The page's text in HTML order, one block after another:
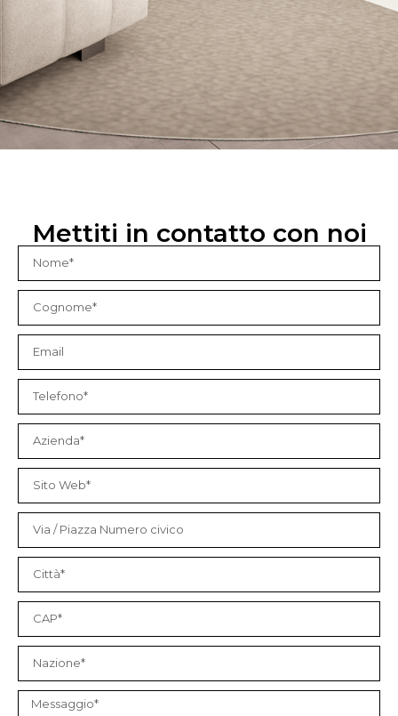
Mettiti in contatto con noi